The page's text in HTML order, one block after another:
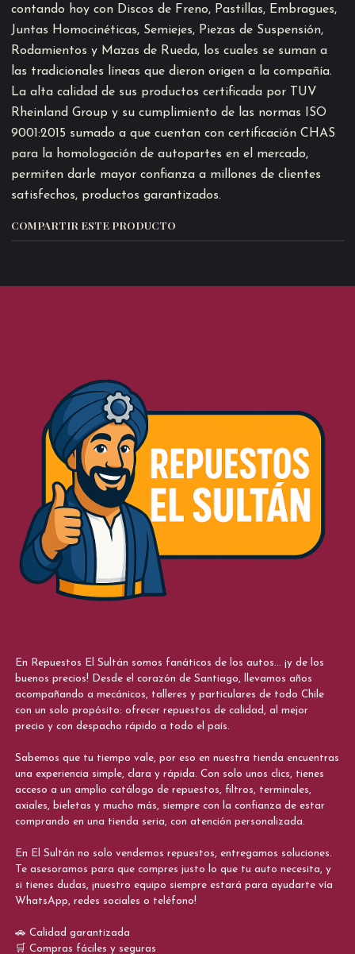
contando hoy con Discos de Freno, Pastillas, Embragues,
Juntas Homocinéticas, Semiejes, Piezas de Suspensión,
Rodamientos y Mazas de Rueda, los cuales se suman a
las tradicionales líneas que dieron origen a la compañía.
La alta calidad de sus productos certificada por TUV
Rheinland Group y su cumplimiento de las normas ISO
9001:2015 sumado a que cuentan con certificación CHAS
para la homologación de autopartes en el mercado,
permiten darle mayor confianza a millones de clientes
satisfechos, productos garantizados.
COMPARTIR ESTE PRODUCTO
En Repuestos El Sultán somos fanáticos de los autos... ¡y de los
buenos precios! Desde el corazón de Santiago, llevamos años
acompañando a mecánicos, talleres y particulares de todo Chile
con un solo propósito: ofrecer repuestos de calidad, al mejor
precio y con despacho rápido a todo el país.
Sabemos que tu tiempo vale, por eso en nuestra tienda encuentras
una experiencia simple, clara y rápida. Con solo unos clics, tienes
acceso a un amplio catálogo de repuestos, filtros, terminales,
axiales, bieletas y mucho más, siempre con la confianza de estar
comprando en una tienda seria, con atención personalizada.
En El Sultán no solo vendemos repuestos, entregamos soluciones.
Te asesoramos para que compres justo lo que tu auto necesita, y
si tienes dudas, ¡nuestro equipo siempre estará para ayudarte vía
WhatsApp, redes sociales o teléfono!
🚗 Calidad garantizada
🛒 Compras fáciles y seguras